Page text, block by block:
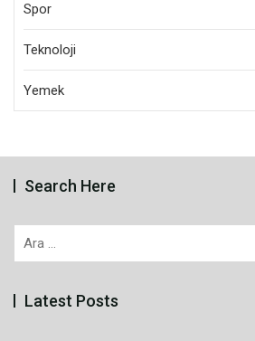
Spor
Teknoloji
Yemek
Search Here
Arama:
Latest Posts